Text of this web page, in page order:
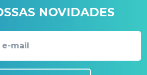
NOVIDADES